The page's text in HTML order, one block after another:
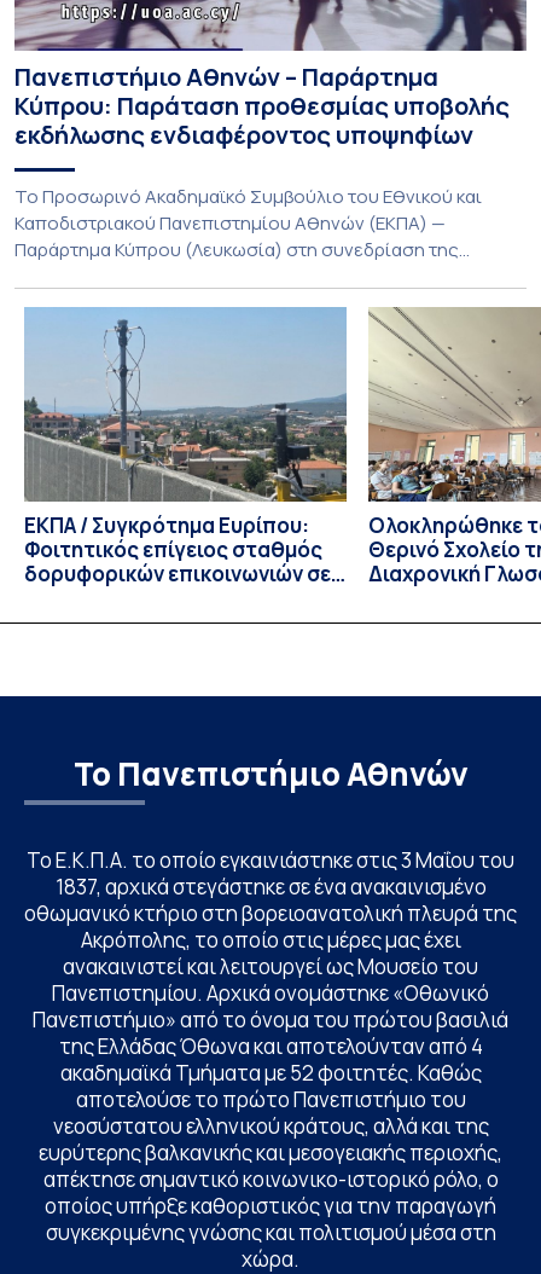
Πανεπιστήμιο Αθηνών – Παράρτημα
Κύπρου: Παράταση προθεσμίας υποβολής
εκδήλωσης ενδιαφέροντος υποψηφίων
Το Προσωρινό Ακαδημαϊκό Συμβούλιο του Εθνικού και
Καποδιστριακού Πανεπιστημίου Αθηνών (ΕΚΠΑ) —
Παράρτημα Κύπρου (Λευκωσία) στη συνεδρίαση της
παράταση της προθεσμίας υποβολής εκδήλωσης
ενδιαφέροντος για την φοίτηση σε Προγράμματα Σπουδών,
Τμημάτων του Πανεπιστημίου μας στο Παράρτημα Κύπρου
για το ακαδημαϊκό έτος 2026-2027, έως τη Δευτέρα 31
Αυγούστου 2026. […]
ΕΚΠΑ / Συγκρότημα Ευρίπου:
Φοιτητικός επίγειος σταθμός
δορυφορικών επικοινωνιών σε
Ολοκληρώθηκε
Θερινό Σχολείο
Διαχρονική
Linguistics in
Το Πανεπιστήμιο Αθηνών
Το Ε.Κ.Π.Α. το οποίο εγκαινιάστηκε στις 3 Μαΐου του
1837, αρχικά στεγάστηκε σε ένα ανακαινισμένο
οθωμανικό κτήριο στη βορειοανατολική πλευρά της
Ακρόπολης, το οποίο στις μέρες μας έχει
ανακαινιστεί και λειτουργεί ως Μουσείο του
Πανεπιστημίου. Αρχικά ονομάστηκε «Οθωνικό
Πανεπιστήμιο» από το όνομα του πρώτου βασιλιά
της Ελλάδας Όθωνα και αποτελούνταν από 4
ακαδημαϊκά Τμήματα με 52 φοιτητές. Καθώς
αποτελούσε το πρώτο Πανεπιστήμιο του
νεοσύστατου ελληνικού κράτους, αλλά και της
ευρύτερης βαλκανικής και μεσογειακής περιοχής,
απέκτησε σημαντικό κοινωνικο-ιστορικό ρόλο, ο
οποίος υπήρξε καθοριστικός για την παραγωγή
συγκεκριμένης γνώσης και πολιτισμού μέσα στη
χώρα.